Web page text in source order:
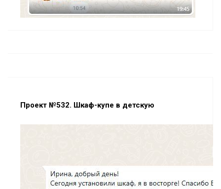
Проект №532. Шкаф-купе в детскую